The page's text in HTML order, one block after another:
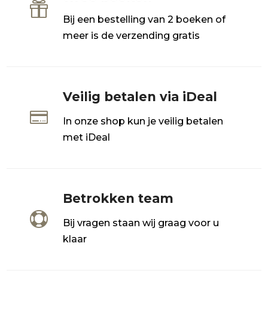

Bij een bestelling van 2 boeken of
meer is de verzending gratis

Veilig betalen via iDeal
In onze shop kun je veilig betalen
met iDeal

Betrokken team
Bij vragen staan wij graag voor u
klaar